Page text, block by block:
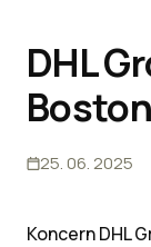
DHL
25. 06. 2025
Koncern DHL